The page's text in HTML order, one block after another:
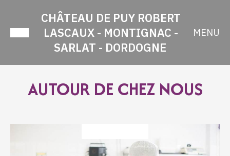
CHÂTEAU DE PUY ROBERT
LASCAUX - MONTIGNAC -
SARLAT - DORDOGNE
MENU
AUTOUR DE CHEZ NOUS